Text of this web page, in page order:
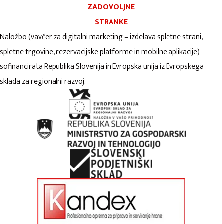
ZADOVOLJNE
STRANKE
Naložbo (vavčer za digitalni marketing – izdelava spletne strani,
spletne trgovine, rezervacijske platforme in mobilne aplikacije)
sofinancirata Republika Slovenija in Evropska unija iz Evropskega
sklada za regionalni razvoj.